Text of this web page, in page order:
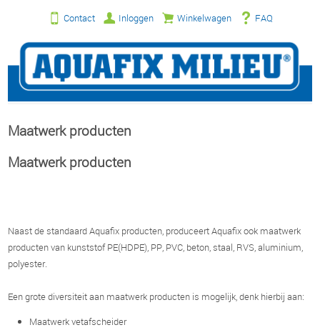
Contact Inloggen Winkelwagen FAQ
Maatwerk producten
Maatwerk producten
Naast de standaard Aquafix producten, produceert Aquafix ook maatwerk
producten van kunststof PE(HDPE), PP, PVC, beton, staal, RVS, aluminium,
polyester.
Een grote diversiteit aan maatwerk producten is mogelijk, denk hierbij aan:
Maatwerk vetafscheider